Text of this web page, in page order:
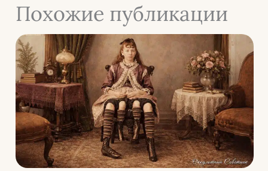
Похожие публикации